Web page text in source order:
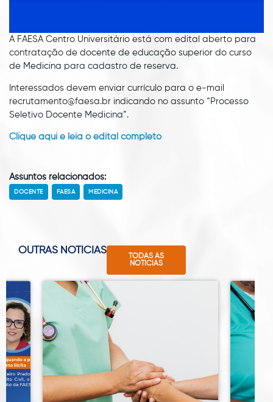
A FAESA Centro Universitário está com edital aberto para
contratação de docente de educação superior do curso
de Medicina para cadastro de reserva.
Interessados devem enviar currículo para o e-mail
recrutamento@faesa.br indicando no assunto “Processo
Seletivo Docente Medicina”.
Clique aqui e leia o edital completo
Assuntos relacionados:
DOCENTE FAESA MEDICINA
OUTRAS NOTÍCIAS
TODAS AS
NOTÍCIAS